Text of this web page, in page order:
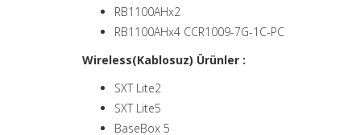
RB1100AHx2
RB1100AHx4 CCR1009-7G-1C-PC
Wireless(Kablosuz) Ürünler :
SXT Lite2
SXT Lite5
BaseBox 5